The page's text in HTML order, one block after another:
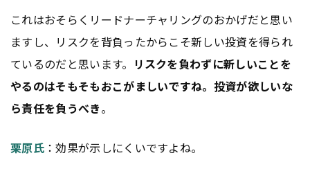
これはおそらくリードナーチャリングのおかげだと思い
ますし、リスクを背負ったからこそ新しい投資を得られ
ているのだと思います。 リスクを負わずに新しいことを
やるのはそもそもおこがましいですね。投資が欲しいな
ら責任を負うべき。
栗原氏：効果が示しにくいですよね。